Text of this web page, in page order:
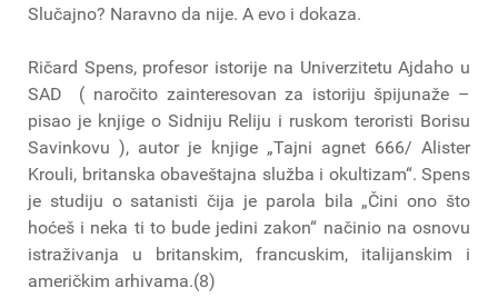
Slučajno? Naravno da nije. A evo i dokaza.
Ričard Spens, profesor istorije na Univerzitetu Ajdaho u
SAD ( naročito zainteresovan za istoriju špijunaže –
pisao je knjige o Sidniju Reliju i ruskom teroristi Borisu
Savinkovu ), autor je knjige „Tajni agnet 666/ Alister
Krouli, britanska obaveštajna služba i okultizam“. Spens
je studiju o satanisti čija je parola bila „Čini ono što
hoćeš i neka ti to bude jedini zakon“ načinio na osnovu
istraživanja u britanskim, francuskim, italijanskim i
američkim arhivama.(8)